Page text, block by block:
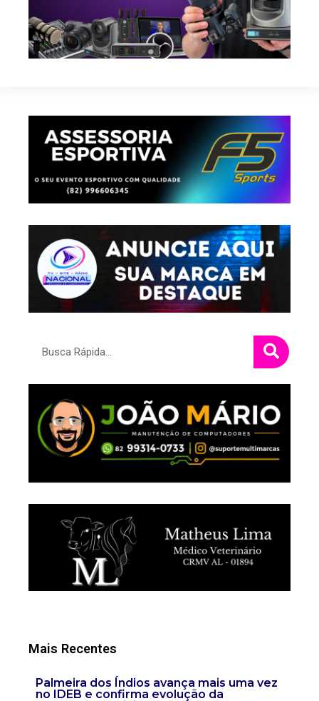
Mais Recentes
Palmeira dos Índios avança mais uma vez
no IDEB e confirma evolução da